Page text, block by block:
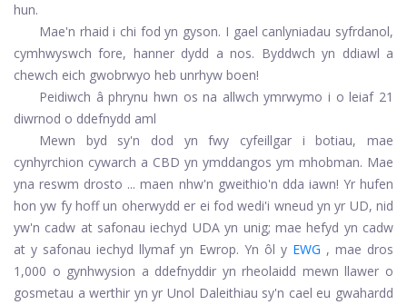
hun.
Mae'n rhaid i chi fod yn gyson. I gael canlyniadau syfrdanol,
cymhwyswch fore, hanner dydd a nos. Byddwch yn ddiawl a
chewch eich gwobrwyo heb unrhyw boen!
Peidiwch â phrynu hwn os na allwch ymrwymo i o leiaf 21
diwrnod o ddefnydd aml
Mewn byd sy'n dod yn fwy cyfeillgar i botiau, mae
cynhyrchion cywarch a CBD yn ymddangos ym mhobman. Mae
yna reswm drosto ... maen nhw'n gweithio'n dda iawn! Yr hufen
hon yw fy hoff un oherwydd er ei fod wedi'i wneud yn yr UD, nid
yw'n cadw at safonau iechyd UDA yn unig; mae hefyd yn cadw
at y safonau iechyd llymaf yn Ewrop. Yn ôl y EWG , mae dros
1,000 o gynhwysion a ddefnyddir yn rheolaidd mewn llawer o
gosmetau a werthir yn yr Unol Daleithiau sy'n cael eu gwahardd